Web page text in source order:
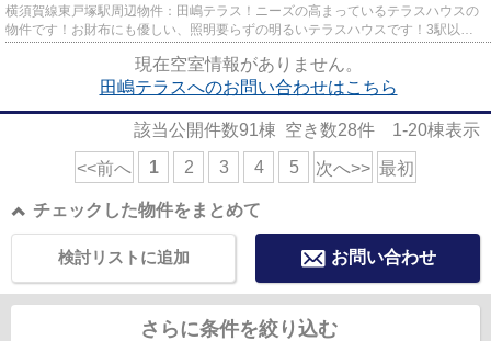
横須賀線東戸塚駅周辺物件：田嶋テラス！ニーズの高まっているテラスハウスの
物件です！お財布にも優しい、照明要らずの明るいテラスハウスです！3駅以上
現在空室情報がありません。
田嶋テラスへのお問い合わせはこちら
該当公開件数91棟 空き数28件 1-20棟表示
<<前へ 1 2 3 4 5 次へ>> 最初
チェックした物件をまとめて
お問い合わせ
検討リストに追加
さらに条件を絞り込む